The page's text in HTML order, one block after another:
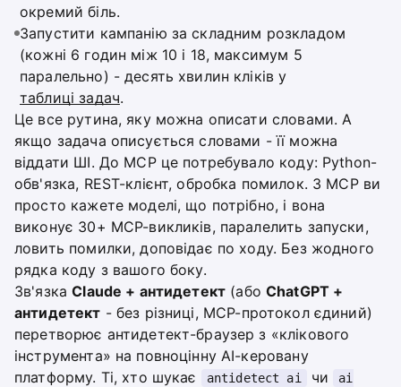
окремий біль.
Запустити кампанію за складним розкладом
(кожні 6 годин між 10 і 18, максимум 5
паралельно) - десять хвилин кліків у
таблиці задач.
Це все рутина, яку можна описати словами. А
якщо задача описується словами - її можна
віддати ШІ. До MCP це потребувало коду: Python-
обв'язка, REST-клієнт, обробка помилок. З MCP ви
просто кажете моделі, що потрібно, і вона
виконує 30+ MCP-викликів, паралелить запуски,
ловить помилки, доповідає по ходу. Без жодного
рядка коду з вашого боку.
Зв'язкаClaude + антидетект (або ChatGPT +
антидетект - без різниці, MCP-протокол єдиний)
перетворює антидетект-браузер з «клікового
інструмента» на повноцінну AI-керовану
платформу. Ті, хто шукає
antidetect ai чи
ai